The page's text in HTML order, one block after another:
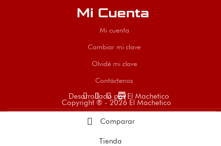
Mi Cuenta
Mi cuenta
Cambiar mi clave
Olvidé mi clave
Contáctenos
store
Desarrollado por El Machetico
Copyright ® - 2026 El Machetico
Comparar
Tienda